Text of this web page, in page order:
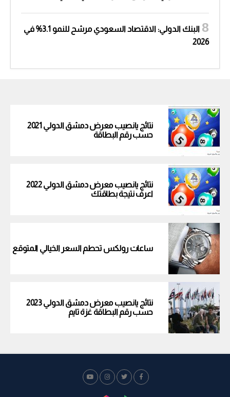
البنك الدولي: الاقتصاد السعودي مرشح للنمو 3.1% في
2026
نتائج يانصيب معرض دمشق الدولي 2021
حسب رقم البطاقة
نتائج يانصيب معرض دمشق الدولي 2022
اعرف نتيجة بطاقتك
ساعات رولكس تحطم السعر الخيالي المتوقع
نتائج يانصيب معرض دمشق الدولي 2023
حسب رقم البطاقة غزة تايم